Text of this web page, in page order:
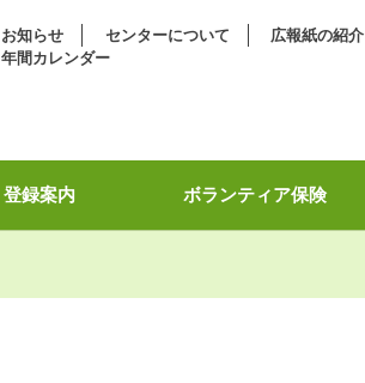
お知らせ センターについて
広報紙の紹介
年間カレンダー
登録案内 ボランティア保険